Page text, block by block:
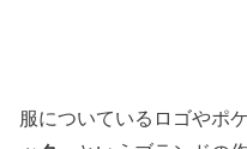
服についているロゴやポ